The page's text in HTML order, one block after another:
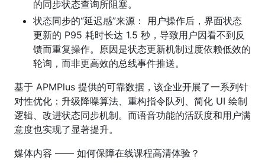
的同步状态查询所阻塞。
状态同步的“延迟感”来源： 用户操作后，界面状态
更新的 P95 耗时长达 1.5 秒，导致用户因看不到反
馈而重复操作。原因是状态更新机制过度依赖低效的
轮询，而非更高效的总线事件推送。
基于 APMPlus 提供的可靠数据，该企业开展了一系列针
对性优化：升级降噪算法、重构指令队列、简化 UI 绘制
逻辑、改进状态同步机制。而语音功能的活跃度和用户满
意度也实现了显著提升。
媒体内容 —— 如何保障在线课程高清体验？